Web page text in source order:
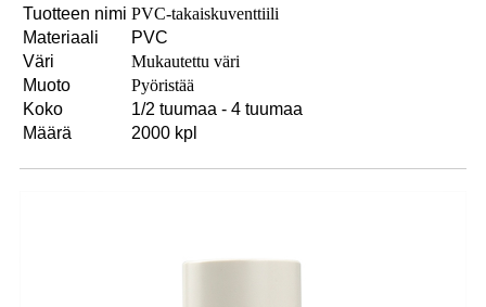
Tuotteen nimi PVC-takaiskuventtiili
Materiaali
PVC
Väri
Mukautettu väri
Muoto
Pyöristää
Koko
1/2 tuumaa - 4 tuumaa
Määrä
2000 kpl